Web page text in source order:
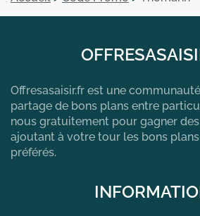
Offresasaisir.fr est une
partage de bons plans entre
nous gratuitement pour gagner des
ajoutant à votre tour les bons
préférés.